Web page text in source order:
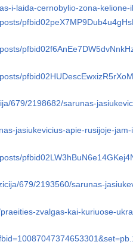
i-laida-cernobylio-zona-
679/2198682/sarunas-
jasiukevicius-apie-rusijoje-
679/2193560/sarunas-
zvalgas-kai-kuriuose-